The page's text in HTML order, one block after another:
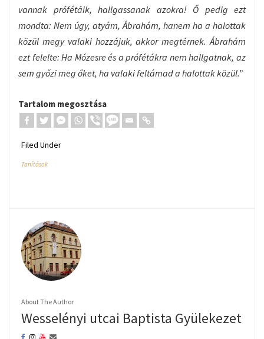
vannak prófétáik, hallgassanak azokra! Ő pedig ezt
mondta: Nem úgy, atyám, Ábrahám, hanem ha a halottak
közül megy valaki hozzájuk, akkor megtérnek. Ábrahám
ezt felelte: Ha Mózesre és a prófétákra nem hallgatnak, az
sem győzi meg őket, ha valaki feltámad a halottak közül.”
Tartalom megosztása
Filed Under
Tanítások
About The Author
Wesselényi utcai Baptista Gyülekezet